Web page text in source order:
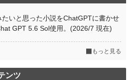
いと思った小説をChatGPTに書かせ
GPT 5.6 Sol使用。(2026/7 現在)
もっと見る
ンツ